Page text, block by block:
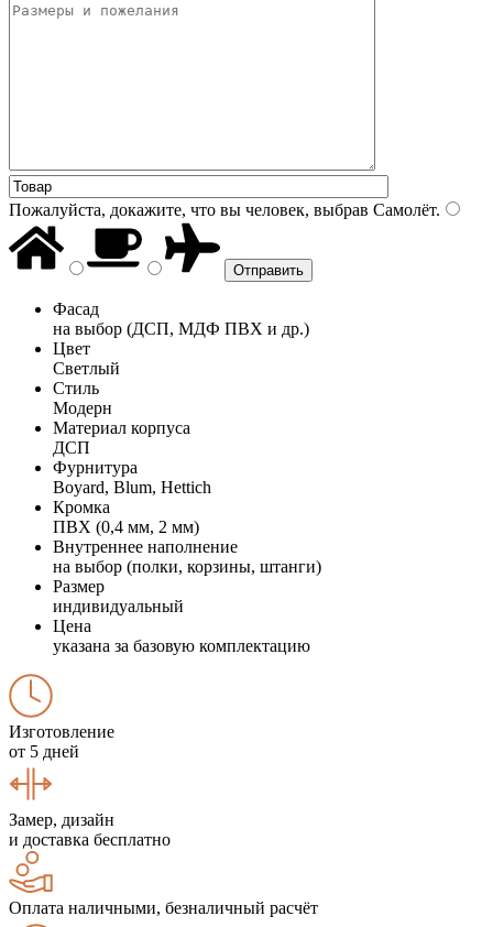
Пожалуйста, докажите, что вы человек, выбрав Самолёт.
Фасад
на выбор (ДСП, МДФ ПВХ и др.)
Цвет
Светлый
Стиль
Модерн
Материал корпуса
ДСП
Фурнитура
Boyard, Blum, Hettich
Кромка
ПВХ (0,4 мм, 2 мм)
Внутреннее наполнение
на выбор (полки, корзины, штанги)
Размер
индивидуальный
Цена
указана за базовую комплектацию
Изготовление
от 5 дней
Замер, дизайн
и доставка бесплатно
Оплата наличными, безналичный расчёт